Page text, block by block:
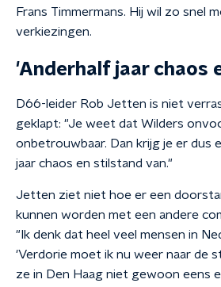
Frans Timmermans. Hij wil zo snel
verkiezingen.
'Anderhalf jaar chaos
D66-leider Rob Jetten is niet
geklapt: "Je weet dat Wilders
onbetrouwbaar. Dan krijg je er dus
jaar chaos en stilstand van."
Jetten ziet niet hoe er een
kunnen worden met een andere
"Ik denk dat heel veel mensen in
'Verdorie moet ik nu weer naar de
ze in Den Haag niet gewoon eens